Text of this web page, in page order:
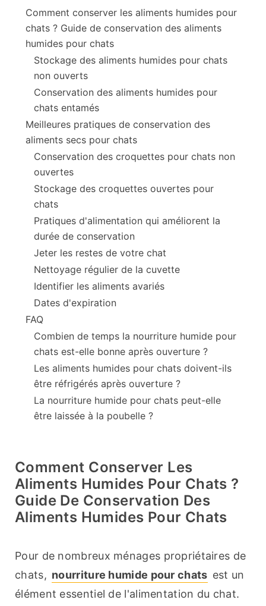
Comment conserver les aliments humides pour
chats ? Guide de conservation des aliments
humides pour chats
Stockage des aliments humides pour chats
non ouverts
Conservation des aliments humides pour
chats entamés
Meilleures pratiques de conservation des
aliments secs pour chats
Conservation des croquettes pour chats non
ouvertes
Stockage des croquettes ouvertes pour
chats
Pratiques d'alimentation qui améliorent la
durée de conservation
Jeter les restes de votre chat
Nettoyage régulier de la cuvette
Identifier les aliments avariés
Dates d'expiration
FAQ
Combien de temps la nourriture humide pour
chats est-elle bonne après ouverture ?
Les aliments humides pour chats doivent-ils
être réfrigérés après ouverture ?
La nourriture humide pour chats peut-elle
être laissée à la poubelle ?
Comment Conserver Les
Aliments Humides Pour Chats ?
Guide De Conservation Des
Aliments Humides Pour Chats
Pour de nombreux ménages propriétaires de
chats, nourriture humide pour chats est un
élément essentiel de l'alimentation du chat.